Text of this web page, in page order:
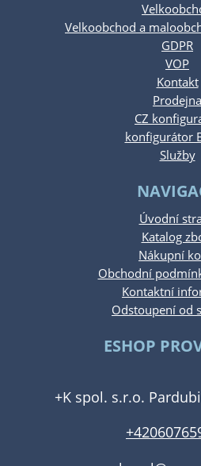
Velkoobchod a
GDPR
VOP
Kontakt
Prodejna
CZ
konfigurátor
Služby
Úvodní
Katalog
Nákupní
Obchodní
Kontaktní
Odstoupení od
ESHOP
+K spol. s.r.o.